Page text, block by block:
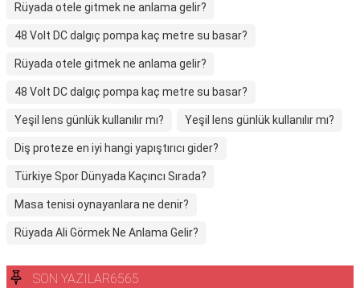
Rüyada otele gitmek ne anlama gelir?
48 Volt DC dalgıç pompa kaç metre su basar?
Rüyada otele gitmek ne anlama gelir?
48 Volt DC dalgıç pompa kaç metre su basar?
Yeşil lens günlük kullanılır mı? Yeşil lens günlük kullanılır mı?
Diş proteze en iyi hangi yapıştırıcı gider?
Türkiye Spor Dünyada Kaçıncı Sırada?
Masa tenisi oynayanlara ne denir?
Rüyada Ali Görmek Ne Anlama Gelir?
SON YAZILAR6565